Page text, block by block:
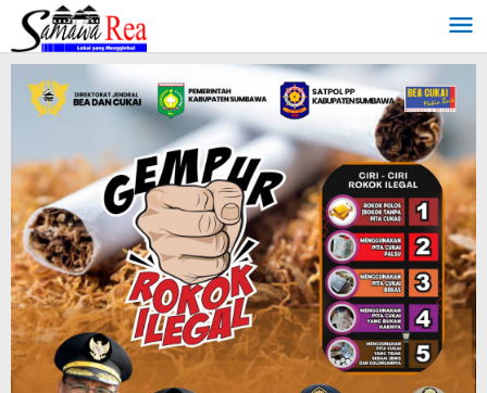
Lewati
konten